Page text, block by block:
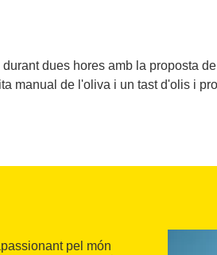
dues hores amb la proposta
manual de l'oliva i un tast d'olis i
pel món